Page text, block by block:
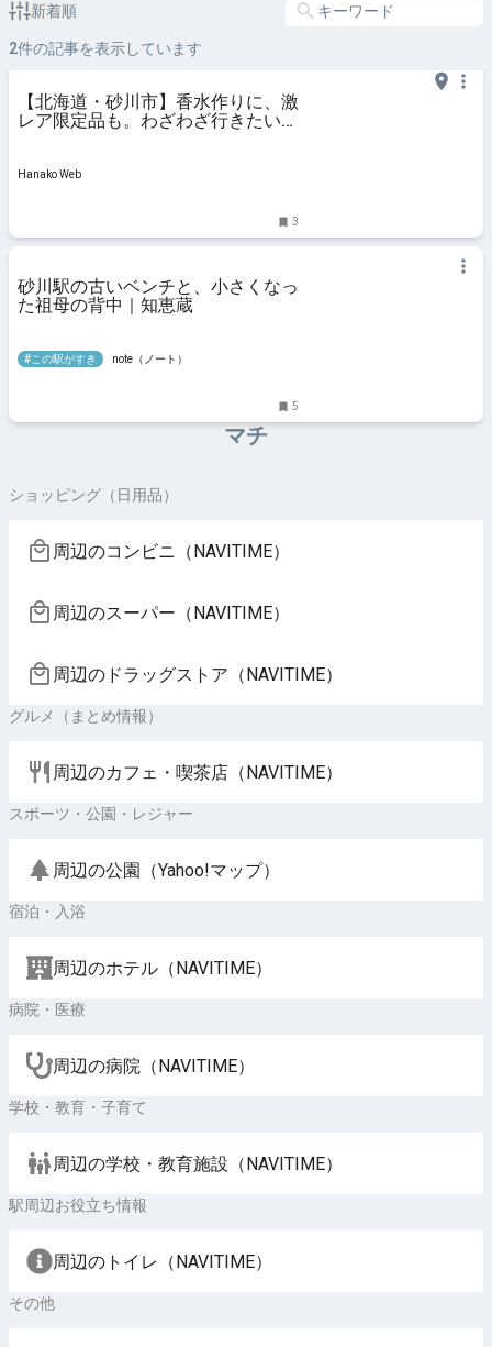
新着順
2件の記事を表示しています
【北海道・砂川市】香水作りに、激
レア限定品も。わざわざ行きたい
Hanako Web
3
砂川駅の古いベンチと、小さくなっ
た祖母の背中｜知恵蔵
#この駅がすき note（ノート）
5
マチ
ショッピング（日用品）
周辺のコンビニ（NAVITIME）
周辺のスーパー（NAVITIME）
周辺のドラッグストア（NAVITIME）
グルメ（まとめ情報）
周辺のカフェ・喫茶店（NAVITIME）
スポーツ・公園・レジャー
周辺の公園（Yahoo!マップ）
宿泊・入浴
周辺のホテル（NAVITIME）
病院・医療
周辺の病院（NAVITIME）
学校・教育・子育て
周辺の学校・教育施設（NAVITIME）
駅周辺お役立ち情報
周辺のトイレ（NAVITIME）
その他